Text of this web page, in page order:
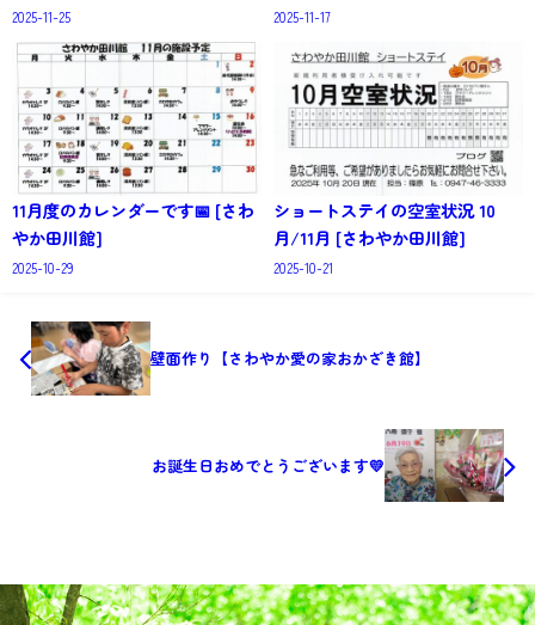
2025-11-25 2025-11-17
11月度のカレンダーです📅 [さわ
やか田川館]
2025-10-29
ショートステイの空室状況 10
月/11月 [さわやか田川館]
2025-10-21
壁面作り【さわやか愛の家おかざき館】
お誕生日おめでとうございます💛